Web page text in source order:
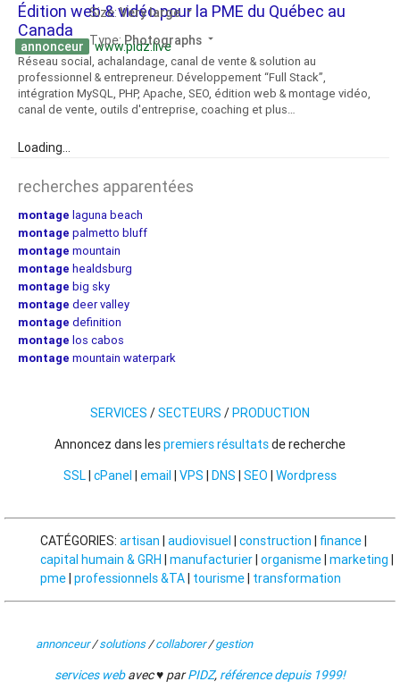
Size:Very large arrow_drop_down
Type:Photographs arrow_drop_down
Édition web & vidéo pour la PME du Québec au
Canada
annonceur www.pidz.live
Réseau social, achalandage, canal de vente & solution au
professionnel & entrepreneur. Développement “Full Stack”,
intégration MySQL, PHP, Apache, SEO, édition web & montage vidéo,
canal de vente, outils d'entreprise, coaching et plus…
Loading...
recherches apparentées
montage laguna beach
montage palmetto bluff
montage mountain
montage healdsburg
montage big sky
montage deer valley
montage definition
montage los cabos
montage mountain waterpark
SERVICES /SECTEURS /PRODUCTION
Annoncez dans lespremiers résultatsde recherche
SSL| cPanel | email | VPS | DNS | SEO | Wordpress
CATÉGORIES: artisan | audiovisuel | construction | finance|
capital humain & GRH | manufacturier| organisme| marketing |
pme| professionnels &TA| tourisme| transformation
annonceur/solutions/collaborer/gestion
services webavec ♥ parPIDZ, référence depuis 1999!